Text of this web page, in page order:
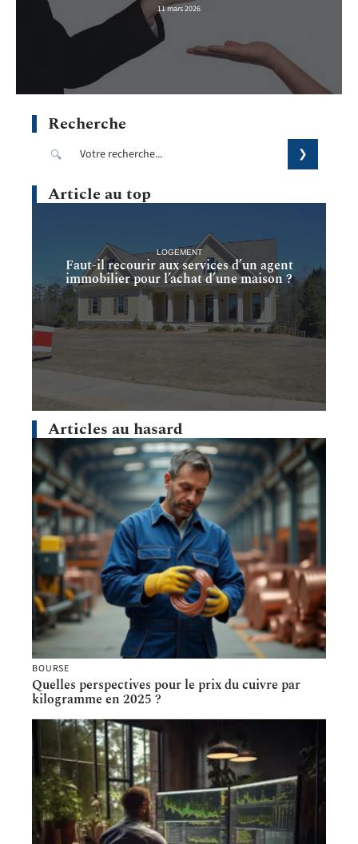
11 mars 2026
Recherche
Article au top
LOGEMENT
Faut-il recourir aux services d’un agent
immobilier pour l’achat d’une maison ?
Articles au hasard
BOURSE
Quelles perspectives pour le prix du cuivre par
kilogramme en 2025 ?